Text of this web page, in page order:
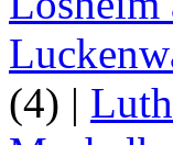
(4) |